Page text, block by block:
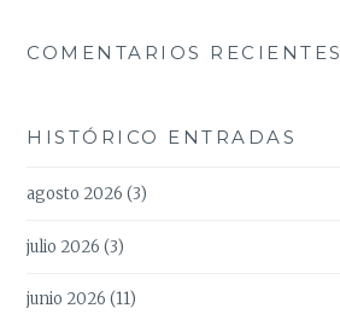
COMENTARIOS RECIENTES
HISTÓRICO ENTRADAS
agosto 2026 (3)
julio 2026 (3)
junio 2026 (11)